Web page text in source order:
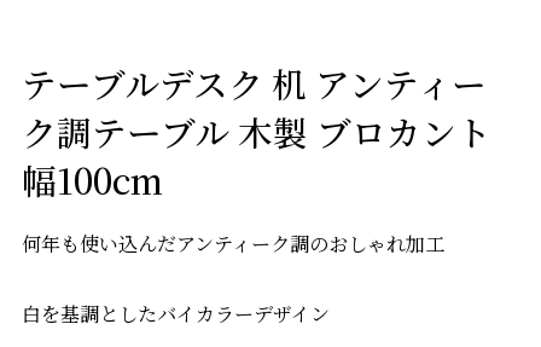
テーブルデスク 机 アンティー
ク調テーブル 木製 ブロカント
幅100cm
何年も使い込んだアンティーク調のおしゃれ加工
白を基調としたバイカラーデザイン